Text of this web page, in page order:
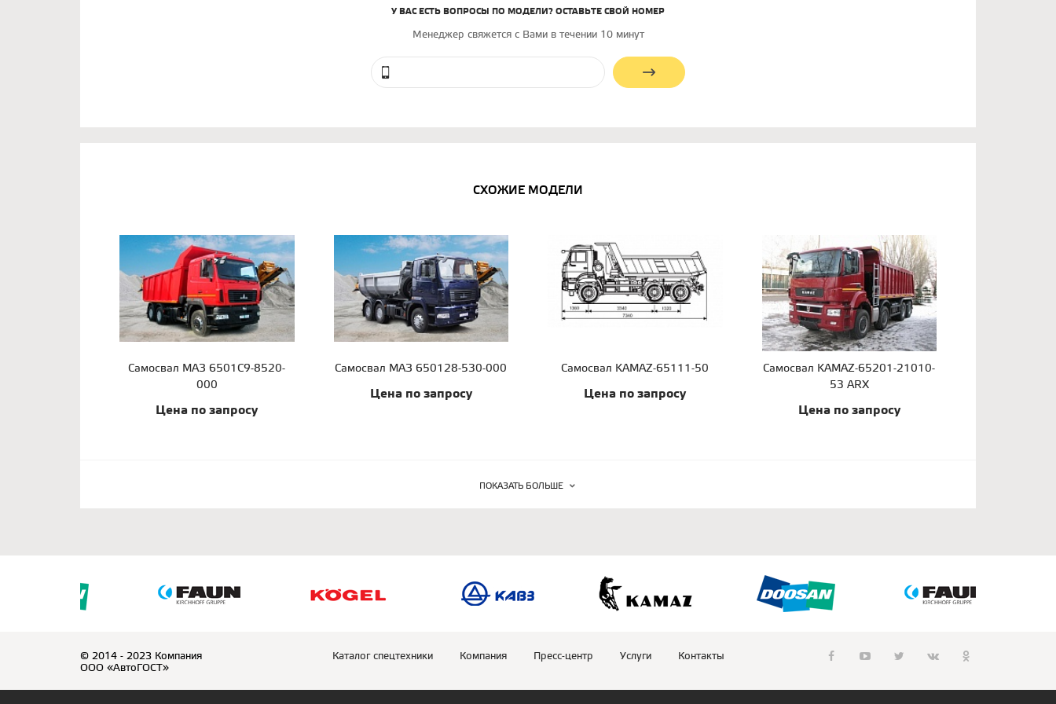
У ВАС ЕСТЬ ВОПРОСЫ ПО МОДЕЛИ? ОСТАВЬТЕ СВОЙ НОМЕР
Менеджер свяжется с Вами в течении 10 минут
СХОЖИЕ МОДЕЛИ
Самосвал МАЗ 6501С9-8520-
000
Цена по запросу
Самосвал МАЗ 650128-530-000
Цена по запросу
Самосвал KAMAZ-65111-50
Цена по запросу
Самосвал KAMAZ-65201-21010-
53 ARX
Цена по запросу
ПОКАЗАТЬ БОЛЬШЕ
© 2014 - 2023 Компания
ООО «АвтоГОСТ»
Каталог спецтехники Компания Пресс-центр Услуги Контакты